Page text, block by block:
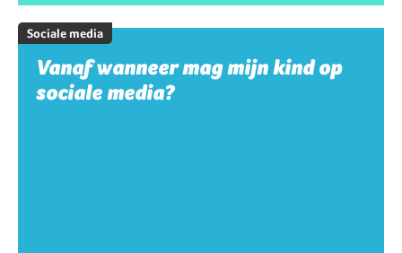
Sociale media
Vanaf wanneer mag mijn kind op
sociale media?